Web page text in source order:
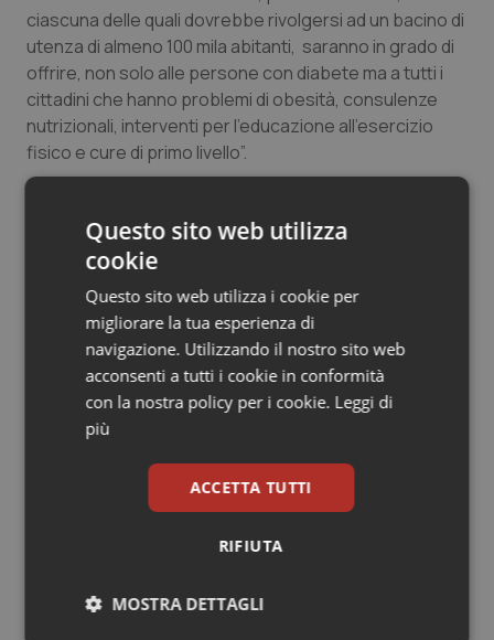
Salute orale & impianti
Sangue & coagulazione
Tiroide
Tumore ovarico
Tumori del Polmone & Testa Collo
Tumori gastrointestinali
Ulcera & Reflusso
ciascuna delle quali dovrebbe rivolgersi ad un bacino di
utenza di almeno 100 mila abitanti, saranno in grado di
offrire, non solo alle persone con diabete ma a tutti i
cittadini che hanno problemi di obesità, consulenze
nutrizionali, interventi per l’educazione all’esercizio
fisico e cure di primo livello”.
Diabete. Dagli annali Amd 2010, la fotografia
italiana
27 Settembre 2011
© Riproduzione riservata
Potrebbe interessarti in
Questo sito web utilizza
cookie
Questo sito web utilizza i cookie per
migliorare la tua esperienza di
navigazione. Utilizzando il nostro sito web
acconsenti a tutti i cookie in conformità
con la nostra policy per i cookie. Leggi di
più
ACCETTA TUTTI
RIFIUTA
MOSTRA DETTAGLI